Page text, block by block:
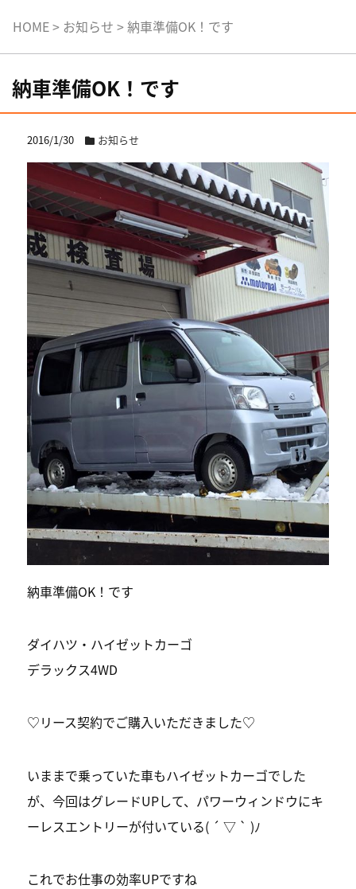
HOME> お知らせ >納車準備OK！です
納車準備OK！です
2016/1/30 お知らせ
納車準備OK！です
ダイハツ・ハイゼットカーゴ
デラックス4WD
♡リース契約でご購入いただきました♡
いままで乗っていた車もハイゼットカーゴでした
が、今回はグレードUPして、パワーウィンドウにキ
ーレスエントリーが付いている( ´ ▽ ` )ﾉ
これでお仕事の効率UPですね